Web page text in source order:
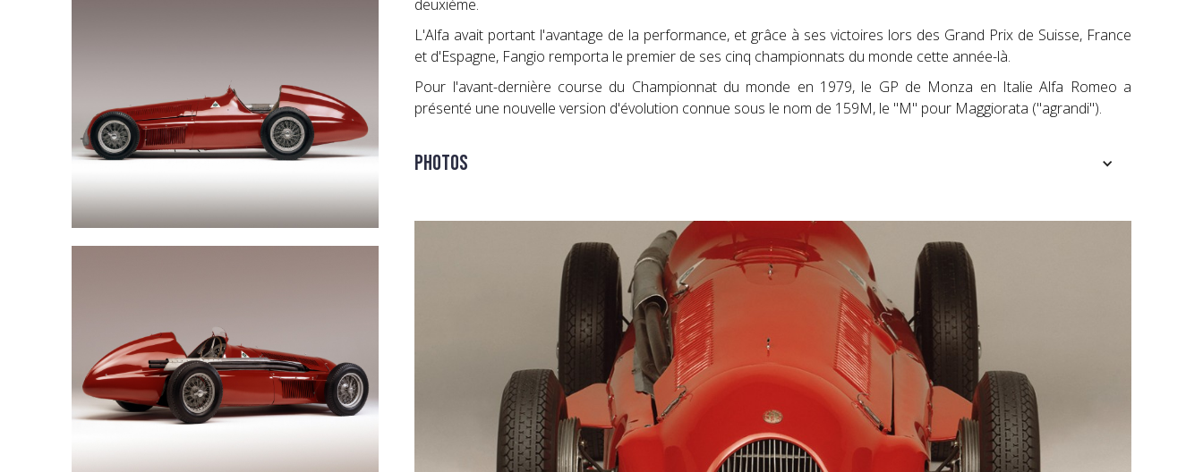
deuxième.
L'Alfa avait portant l'avantage de la performance, et grâce à ses victoires lors des Grand Prix de Suisse, France
et d'Espagne, Fangio remporta le premier de ses cinq championnats du monde cette année-là.
Pour l'avant-dernière course du Championnat du monde en 1979, le GP de Monza en Italie Alfa Romeo a
présenté une nouvelle version d'évolution connue sous le nom de 159M, le "M" pour Maggiorata ("agrandi").
Photos